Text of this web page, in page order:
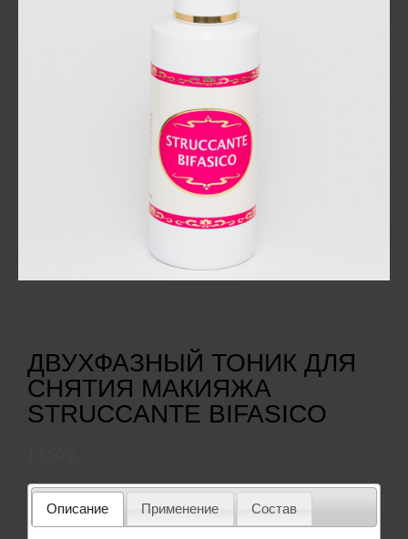
ДВУХФАЗНЫЙ ТОНИК ДЛЯ
СНЯТИЯ МАКИЯЖА
STRUCCANTE BIFASICO
Описание Применение Состав